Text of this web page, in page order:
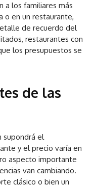
a los familiares más
o en un restaurante,
de recuerdo del
restaurantes con
los presupuestos se
de las
supondrá el
y el precio varía en
aspecto importante
van cambiando.
clásico o bien un